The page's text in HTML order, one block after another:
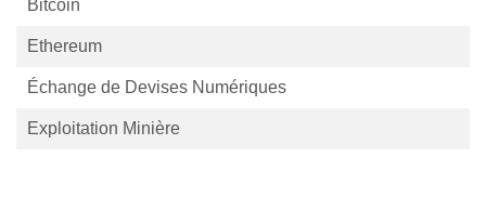
Bitcoin
Ethereum
Échange de Devises Numériques
Exploitation Minière